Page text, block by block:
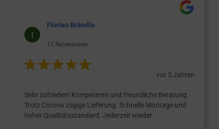
Florian Brändle
17 Rezensionen
vor 3 Jahren
Sehr zufrieden! Kompetente und freundliche Beratung.
Trotz Corona zügige Lieferung. Schnelle Montage und
hoher Qualitätsstandard. Jederzeit wieder.